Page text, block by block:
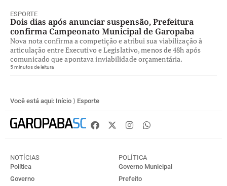
ESPORTE
Dois dias após anunciar suspensão, Prefeitura
confirma Campeonato Municipal de Garopaba
Nova nota confirma a competição e atribui sua viabilização à
articulação entre Executivo e Legislativo, menos de 48h após
comunicado que apontava inviabilidade orçamentária.
5 minutos de leitura
Você está aqui: Início ⟩ Esporte
NOTÍCIAS
Política
Governo
POLÍTICA
Governo Municipal
Prefeito